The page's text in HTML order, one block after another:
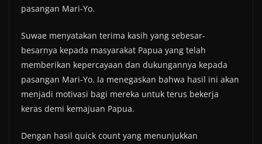
pasangan Mari-Yo.
Suwae menyatakan terima kasih yang sebesar-
besarnya kepada masyarakat Papua yang telah
memberikan kepercayaan dan dukungannya kepada
pasangan Mari-Yo. Ia menegaskan bahwa hasil ini akan
menjadi motivasi bagi mereka untuk terus bekerja
keras demi kemajuan Papua.
Dengan hasil quick count yang menunjukkan